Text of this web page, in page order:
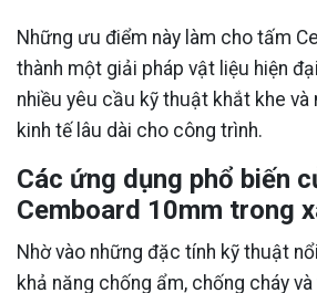
Những ưu điểm này làm cho tấm
thành một giải pháp vật liệu hiện
nhiều yêu cầu kỹ thuật khắt khe và
kinh tế lâu dài cho công trình.
Các ứng dụng phổ biến
Cemboard 10mm trong
Nhờ vào những đặc tính kỹ thuật
khả năng chống ẩm, chống cháy